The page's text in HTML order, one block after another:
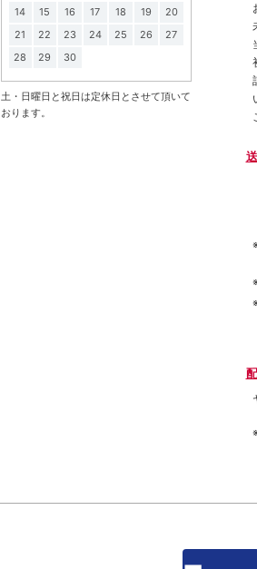
14
15 16 17 18 19
20
21
22 23 24 25 26
27
28
29 30
土・日曜日と祝日は定休日とさせて頂いて
おります。